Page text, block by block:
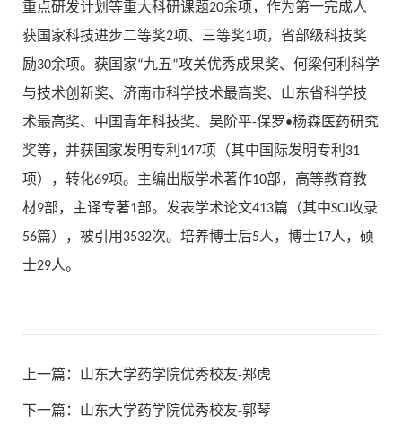
重点研发计划等重大科研课题20余项，作为第一完成人
获国家科技进步二等奖2项、三等奖1项，省部级科技奖
励30余项。获国家“九五”攻关优秀成果奖、何梁何利科学
与技术创新奖、济南市科学技术最高奖、山东省科学技
术最高奖、中国青年科技奖、吴阶平-保罗•杨森医药研究
奖等，并获国家发明专利147项（其中国际发明专利31
项），转化69项。主编出版学术著作10部，高等教育教
材9部，主译专著1部。发表学术论文413篇（其中SCI收录
56篇），被引用3532次。培养博士后5人，博士17人，硕
士29人。
上一篇： 山东大学药学院优秀校友-郑虎
下一篇： 山东大学药学院优秀校友-郭琴